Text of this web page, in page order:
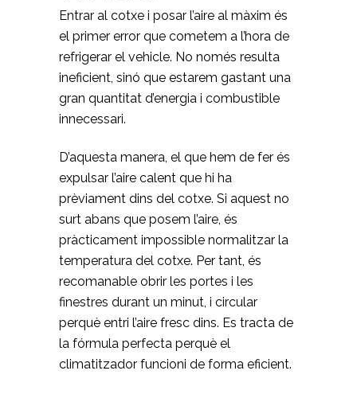
Entrar al cotxe i posar l’aire al màxim és
el primer error que cometem a l’hora de
refrigerar el vehicle. No només resulta
ineficient, sinó que estarem gastant una
gran quantitat d’energia i combustible
innecessari.
D’aquesta manera, el que hem de fer és
expulsar l’aire calent que hi ha
prèviament dins del cotxe. Si aquest no
surt abans que posem l’aire, és
pràcticament impossible normalitzar la
temperatura del cotxe. Per tant, és
recomanable obrir les portes i les
finestres durant un minut, i circular
perquè entri l’aire fresc dins. Es tracta de
la fórmula perfecta perquè el
climatitzador funcioni de forma eficient.